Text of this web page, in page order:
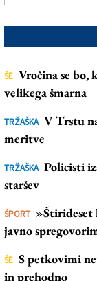
ŠE Vročina se bo,
velikega šmarna
TRŽAŠKA V Trstu
meritve
TRŽAŠKA Policisti
staršev
ŠPORT »Štirideset
javno
ŠE S petkovimi
in prehodno